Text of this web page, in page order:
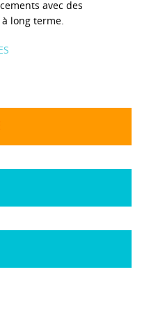
avec des
long terme.